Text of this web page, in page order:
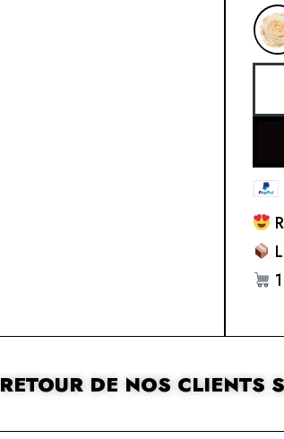
RETOUR DE NOS CLIENTS